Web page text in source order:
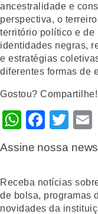
ancestralidade e
perspectiva, o
território político e de
identidades negras,
e estratégias
diferentes formas de
Gostou? Compartilhe!
Assine nossa
Receba notícias
de bolsa, programas
novidades da